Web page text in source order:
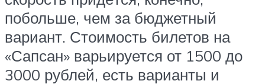
побольше, чем за бюджетный
вариант. Стоимость билетов на
«Сапсан» варьируется от 1500 до
3000 рублей, есть варианты и